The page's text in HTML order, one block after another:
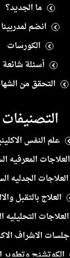
ما الجديد؟
انضم لمدربينا
الكورسات
أسئلة شائعة
التحقق من
التصنيفات
علم النفس
العلاجات المعرفيه
العلاجات الجدليه
العلاج بالتقبل
العلاجات التحليليه
جلسات الاشراف